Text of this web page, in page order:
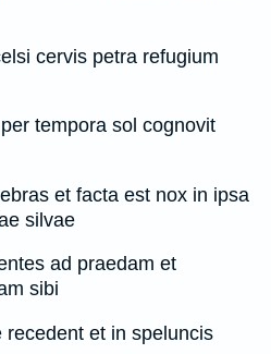
cervis petra refugium
tempora sol cognovit
et facta est nox in ipsa
silvae
ad praedam et
sibi
recedent et in speluncis